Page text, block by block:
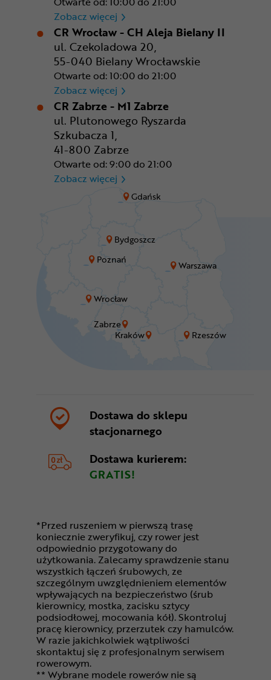
Bydgoszcz
Gdańsk
Kraków
Poznań
Rzeszów
Warszawa
Wrocław
Zabrze
Zobacz więcej CR Warszawa - CH Okęcie
CR Wrocław - CH Aleja Bielany II
ul. Czekoladowa 20,
55-040 Bielany Wrocławskie
Otwarte od: 10:00 do 21:00
Zobacz więcej CR Wrocław - CH Aleja
CR Zabrze - M1 Zabrze
ul. Plutonowego Ryszarda
Szkubacza 1,
41-800 Zabrze
Otwarte od: 9:00 do 21:00
Zobacz więcej CR Zabrze - M1 Zabrze
Dostawa do sklepu
stacjonarnego
Dostawa kurierem:
GRATIS!
*Przed ruszeniem w pierwszą trasę
koniecznie zweryfikuj, czy rower jest
odpowiednio przygotowany do
użytkowania. Zalecamy sprawdzenie stanu
wszystkich łączeń śrubowych, ze
szczególnym uwzględnieniem elementów
wpływających na bezpieczeństwo (śrub
kierownicy, mostka, zacisku sztycy
podsiodłowej, mocowania kół). Skontroluj
pracę kierownicy, przerzutek czy hamulców.
W razie jakichkolwiek wątpliwości
skontaktuj się z profesjonalnym serwisem
rowerowym.
** Wybrane modele rowerów nie są